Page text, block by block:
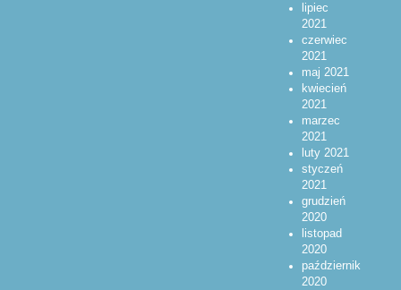
lipiec
2021
czerwiec
2021
maj 2021
kwiecień
2021
marzec
2021
luty 2021
styczeń
2021
grudzień
2020
listopad
2020
październik
2020